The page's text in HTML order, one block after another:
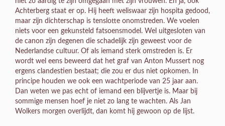
Achterberg staat er op. Hij heeft weliswaar zijn hospita gedood,
maar zijn dichterschap is tenslotte onomstreden. We voelen
niets voor een gekunsteld fatsoensmodel. Wel uitgesloten van
de canon zijn degenen die schadelijk zijn geweest voor de
Nederlandse cultuur. Of als iemand sterk omstreden is. Er
wordt wel eens beweerd dat het graf van Anton Mussert nog
ergens clandestien bestaat; die zou er dus niet opkomen. In
principe houden we ook een wachtperiode van 25 jaar aan.
Dan weten we pas echt of iemand een blijvertje is. Maar bij
sommige mensen hoef je niet zo lang te wachten. Als Jan
Wolkers morgen overlijdt, dan komt hij gewoon op de lijst.